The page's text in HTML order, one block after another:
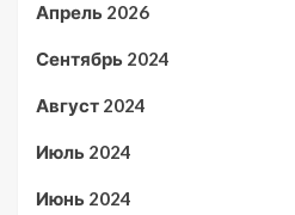
Апрель 2026
Сентябрь 2024
Август 2024
Июль 2024
Июнь 2024